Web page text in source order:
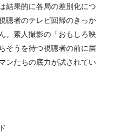
結果的に各局の差別化につ
聴者のテレビ回帰のきっか
。素人撮影の「おもしろ映
そうを待つ視聴者の前に届
ンたちの底力が試されてい